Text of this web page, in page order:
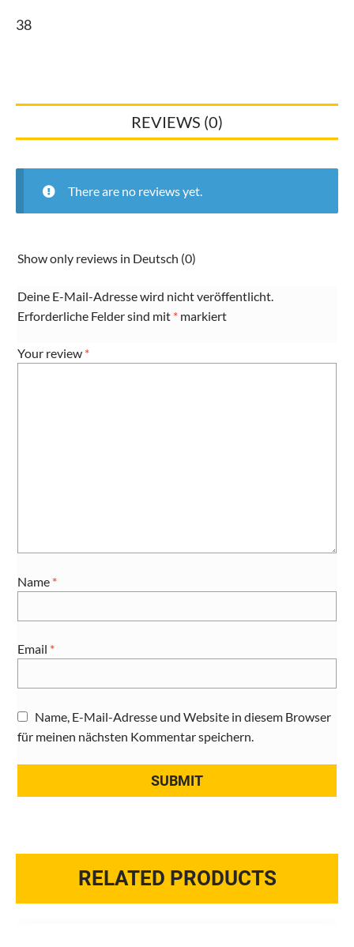
38
REVIEWS (0)
There are no reviews yet.
Show only reviews in Deutsch (0)
Deine E-Mail-Adresse wird nicht veröffentlicht.
Erforderliche Felder sind mit * markiert
Your review *
Name *
Email *
Name, E-Mail-Adresse und Website in diesem Browser
für meinen nächsten Kommentar speichern.
RELATED PRODUCTS